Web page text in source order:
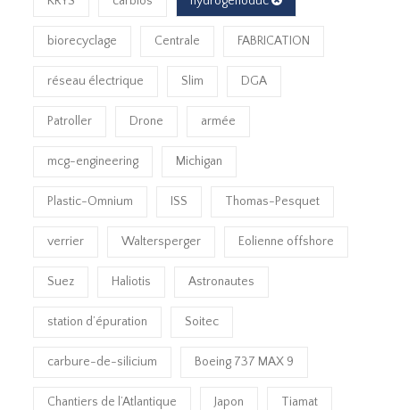
biorecyclage Centrale FABRICATION
réseau électrique Slim DGA
Patroller Drone armée
mcg-engineering Michigan
Plastic-Omnium ISS Thomas-Pesquet
verrier Waltersperger Eolienne offshore
Suez Haliotis Astronautes
station d’épuration Soitec
carbure-de-silicium Boeing 737 MAX 9
Chantiers de l’Atlantique Japon Tiamat